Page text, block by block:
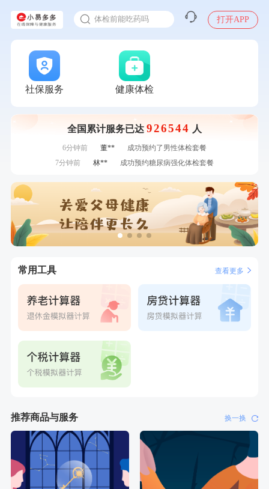
体检前能吃药吗
入职体检在线预约
甲状腺癌怎么筛查
打开APP
社保服务 健康体检
全国累计服务已达 926544 人
刚刚
林**
成功预约糖尿病强化体检套餐
刚刚
林**
成功预约糖尿病强化体检套餐
1分钟前
杜**
成功预约了标准体检套餐（男）
1分钟前
购买了厨房家用多功能不锈钢刀具六件套装
2分钟前
购买了姚朵朵-1000g粗粮生活礼盒
黄**
成功预约了中老年套餐
4分钟前
购买了汤臣倍健多维男士多种维生素矿物质片1.5g*60片*2
瓶
6分钟前 林**
购买了宁安堡新疆无核红枣干150g*2
6分钟前
董**
成功预约了男性体检套餐
7分钟前
林**
成功预约糖尿病强化体检套餐
林**
购买了小熊电烤箱 DKX-F10M6
刚刚
林** 购买了小熊电烤箱 DKX-F10M6
常用工具 查看更多
推荐商品与服务 换一换